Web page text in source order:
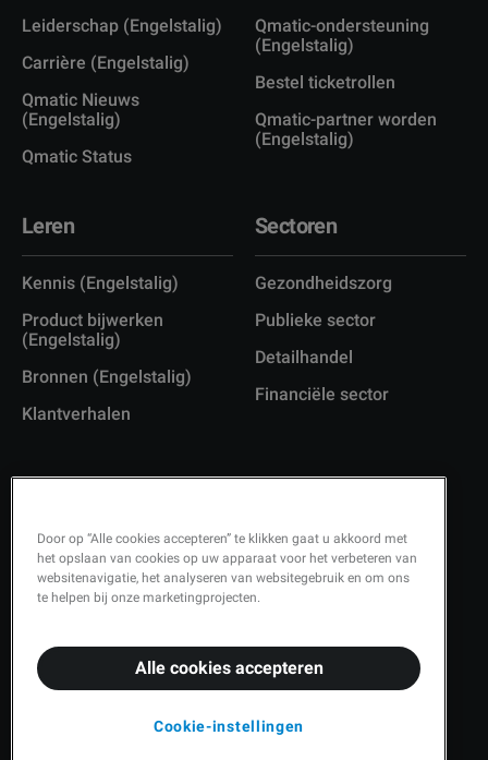
Leiderschap (Engelstalig)
Carrière (Engelstalig)
Qmatic Nieuws
(Engelstalig)
Qmatic Status
Qmatic-ondersteuning
(Engelstalig)
Bestel ticketrollen
Qmatic-partner worden
(Engelstalig)
Leren
Kennis (Engelstalig)
Product bijwerken
(Engelstalig)
Bronnen (Engelstalig)
Klantverhalen
Sectoren
Gezondheidszorg
Publieke sector
Detailhandel
Financiële sector
Copyright © 2026 Q-Matic AB
Privacybeleid (Engelstalig)
Beveiliging (Engelstalig)
Door op “Alle cookies accepteren” te klikken gaat u akkoord met
het opslaan van cookies op uw apparaat voor het verbeteren van
websitenavigatie, het analyseren van websitegebruik en om ons
te helpen bij onze marketingprojecten.
Alle cookies accepteren
Cookie-instellingen